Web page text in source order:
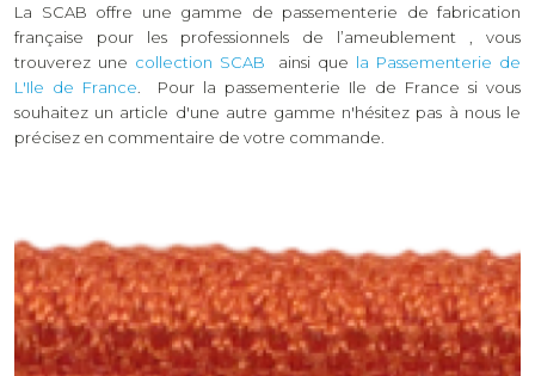
La SCAB offre une gamme de passementerie de fabrication
française pour les professionnels de l’ameublement , vous
trouverez une collection SCAB ainsi que la Passementerie de
L'Ile de France . Pour la passementerie Ile de France si vous
souhaitez un article d'une autre gamme n'hésitez pas à nous le
précisez en commentaire de votre commande.
PIF (Passementerie de l'Ile de
France)